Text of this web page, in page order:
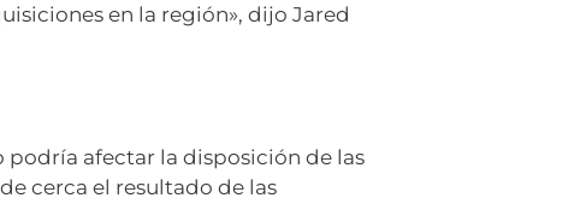
en la región», dijo Jared
afectar la disposición de las
cerca el resultado de las